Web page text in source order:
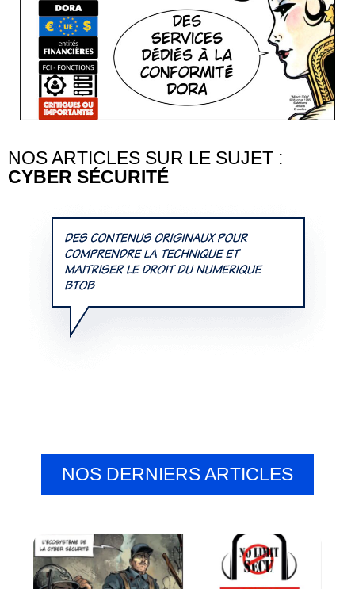
NOS ARTICLES SUR LE SUJET :
CYBER SÉCURITÉ
NOS DERNIERS ARTICLES